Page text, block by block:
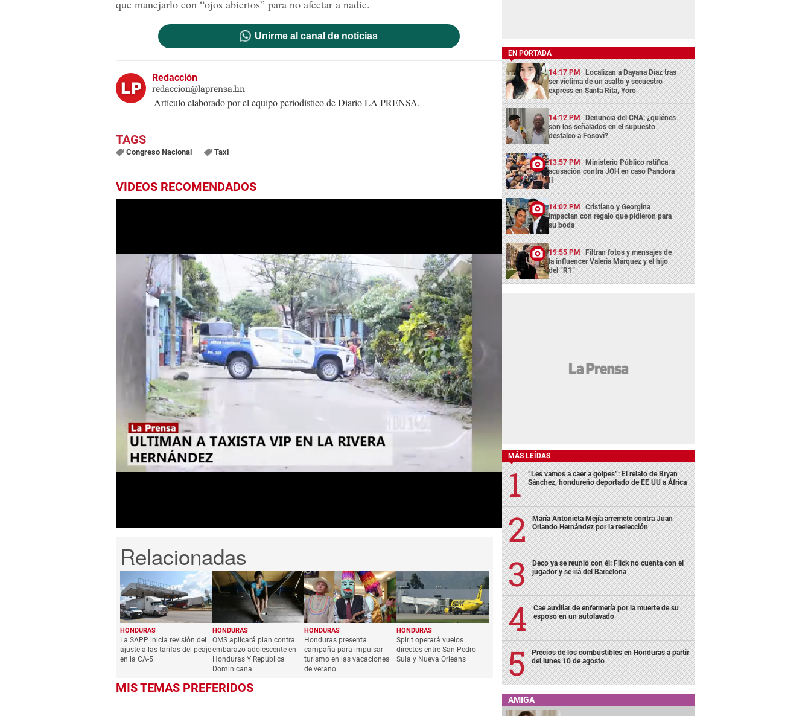
que manejarlo con “ojos abiertos” para no afectar a nadie.
Unirme al canal de noticias
Redacción
redaccion@laprensa.hn
Artículo elaborado por el equipo periodístico de Diario LA PRENSA.
Congreso Nacional Taxi
VIDEOS RECOMENDADOS
seconds
secondsVolume
0%
HONDURAS
La SAPP inicia revisión del
ajuste a las tarifas del peaje
en la CA-5
HONDURAS
OMS aplicará plan contra
embarazo adolescente en
Honduras Y República
Dominicana
HONDURAS
Honduras presenta
campaña para impulsar
turismo en las vacaciones
de verano
HONDURAS
Spirit operará vuelos
directos entre San Pedro
Sula y Nueva Orleans
MIS TEMAS PREFERIDOS
EN PORTADA
14:17 PM Localizan a Dayana Díaz tras
ser víctima de un asalto y secuestro
express en Santa Rita, Yoro
14:12 PM Denuncia del CNA: ¿quiénes
son los señalados en el supuesto
desfalco a Fosovi?
13:57 PM Ministerio Público ratifica
acusación contra JOH en caso Pandora
II
14:02 PM Cristiano y Georgina
impactan con regalo que pidieron para
su boda
19:55 PM Filtran fotos y mensajes de
la influencer Valeria Márquez y el hijo
del “R1”
MÁS LEÍDAS
“Les vamos a caer a golpes”: El relato de Bryan
Sánchez, hondureño deportado de EE UU a África
María Antonieta Mejía arremete contra Juan
Orlando Hernández por la reelección
Deco ya se reunió con él: Flick no cuenta con el
jugador y se irá del Barcelona
Cae auxiliar de enfermería por la muerte de su
esposo en un autolavado
Precios de los combustibles en Honduras a partir
del lunes 10 de agosto
AMIGA